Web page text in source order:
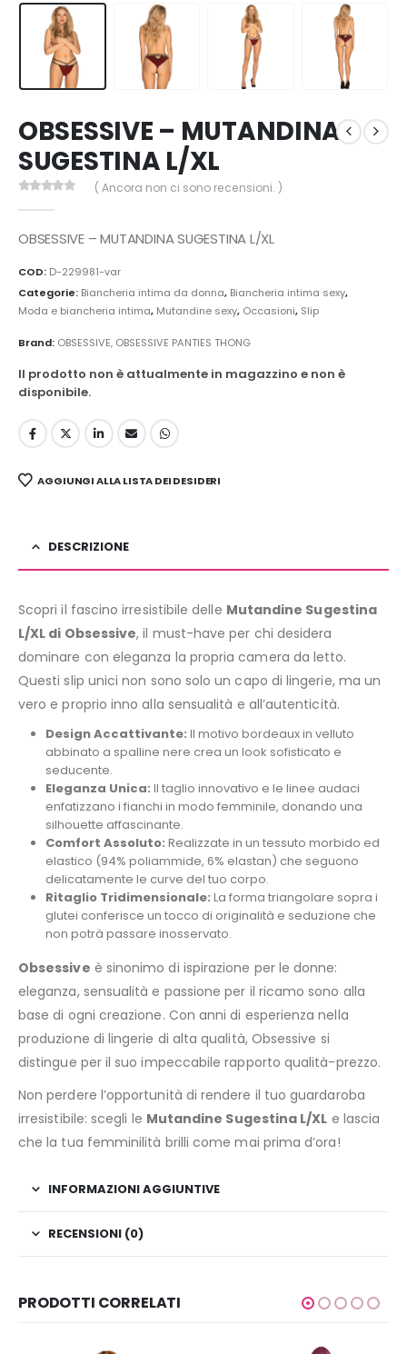
OBSESSIVE – MUTANDINA
SUGESTINA L/XL
( Ancora non ci sono recensioni. )
OBSESSIVE – MUTANDINA SUGESTINA L/XL
COD: D-229981-var
Categorie: Biancheria intima da donna, Biancheria intima sexy,
Moda e biancheria intima, Mutandine sexy, Occasioni, Slip
Brand: OBSESSIVE, OBSESSIVE PANTIES THONG
Il prodotto non è attualmente in magazzino e non è
disponibile.
AGGIUNGI ALLA LISTA DEI DESIDERI
DESCRIZIONE
Scopri il fascino irresistibile delle Mutandine Sugestina
L/XL di Obsessive, il must-have per chi desidera
dominare con eleganza la propria camera da letto.
Questi slip unici non sono solo un capo di lingerie, ma un
vero e proprio inno alla sensualità e all’autenticità.
Design Accattivante: Il motivo bordeaux in velluto
abbinato a spalline nere crea un look sofisticato e
seducente.
Eleganza Unica: Il taglio innovativo e le linee audaci
enfatizzano i fianchi in modo femminile, donando una
silhouette affascinante.
Comfort Assoluto: Realizzate in un tessuto morbido ed
elastico (94% poliammide, 6% elastan) che seguono
delicatamente le curve del tuo corpo.
Ritaglio Tridimensionale: La forma triangolare sopra i
glutei conferisce un tocco di originalità e seduzione che
non potrà passare inosservato.
Obsessive è sinonimo di ispirazione per le donne:
eleganza, sensualità e passione per il ricamo sono alla
base di ogni creazione. Con anni di esperienza nella
produzione di lingerie di alta qualità, Obsessive si
distingue per il suo impeccabile rapporto qualità-prezzo.
Non perdere l’opportunità di rendere il tuo guardaroba
irresistibile: scegli le Mutandine Sugestina L/XL e lascia
che la tua femminilità brilli come mai prima d’ora!
INFORMAZIONI AGGIUNTIVE
RECENSIONI (0)
PRODOTTI CORRELATI